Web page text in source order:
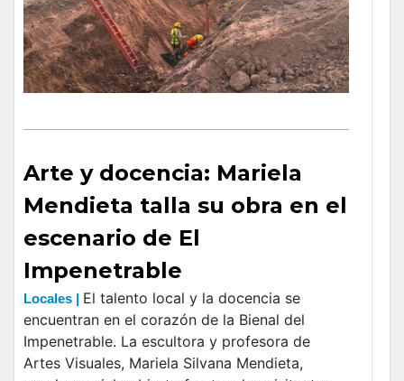
Arte y docencia: Mariela
Mendieta talla su obra en el
escenario de El
Impenetrable
Locales | El talento local y la docencia se
encuentran en el corazón de la Bienal del
Impenetrable. La escultora y profesora de
Artes Visuales, Mariela Silvana Mendieta,